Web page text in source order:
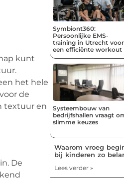
kunt
het hele
de
textuur en
De
Symbiont360:
Persoonlijke EMS-
training in Utrecht voor
een efficiënte workout
Systeembouw van
bedrijfshallen vraagt
slimme keuzes
Waarom vroeg
bij kinderen zo
Lees verder »